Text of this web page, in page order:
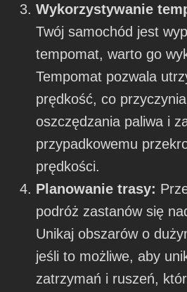
Wykorzystywanie
Twój samochód jest
tempomat, warto go
Tempomat pozwala
prędkość, co
oszczędzania paliwa i
przypadkowemu
prędkości.
Planowanie trasy:
podróż zastanów się
Unikaj obszarów o
jeśli to możliwe, aby
zatrzymań i ruszeń,